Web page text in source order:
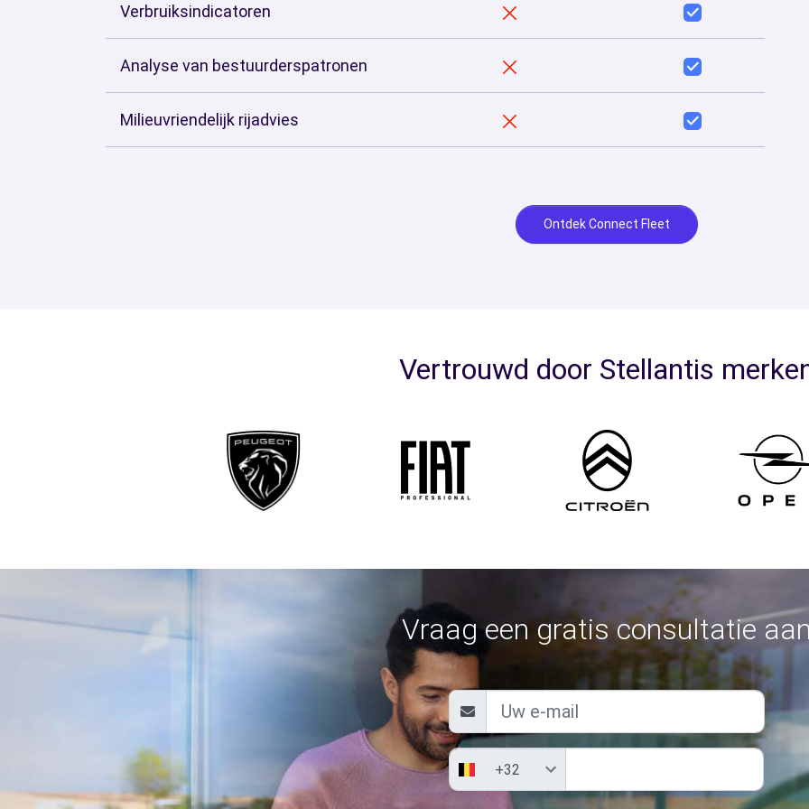
Verbruiksindicatoren
Analyse van bestuurderspatronen
Milieuvriendelijk rijadvies
Ontdek Connect Fleet
Vertrouwd door Stellantis
Vraag een gratis consultatie